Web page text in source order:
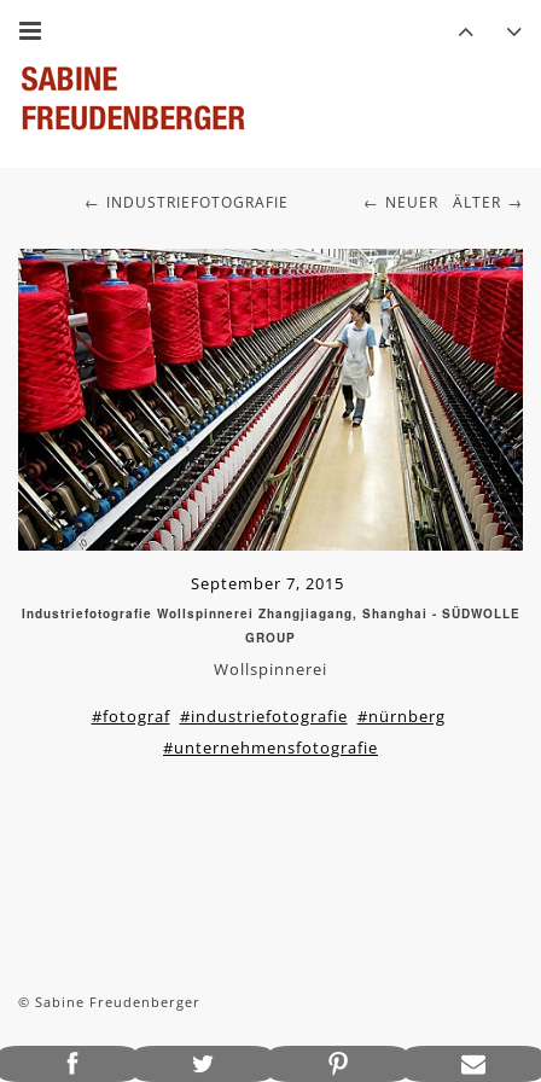
NEUER ÄLTER
INDUSTRIEFOTOGRAFIE
September 7, 2015
Industriefotografie Wollspinnerei Zhangjiagang, Shanghai - SÜDWOLLE
GROUP
Wollspinnerei
#fotograf #industriefotografie #nürnberg
#unternehmensfotografie
© Sabine Freudenberger